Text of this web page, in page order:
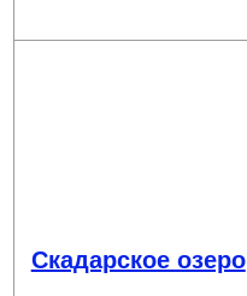
Скадарское озеро